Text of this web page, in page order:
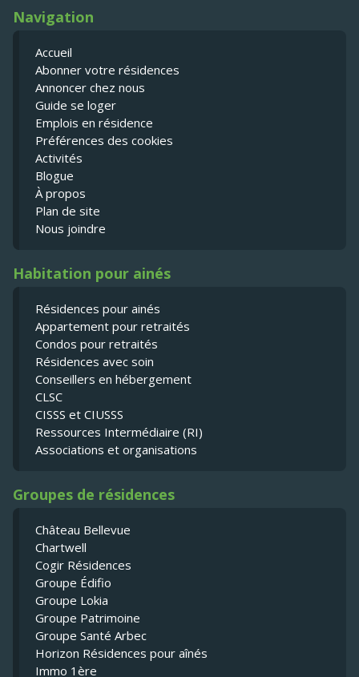
Navigation
Accueil
Abonner votre résidences
Annoncer chez nous
Guide se loger
Emplois en résidence
Préférences des cookies
Activités
Blogue
À propos
Plan de site
Nous joindre
Habitation pour ainés
Résidences pour ainés
Appartement pour retraités
Condos pour retraités
Résidences avec soin
Conseillers en hébergement
CLSC
CISSS et CIUSSS
Ressources Intermédiaire (RI)
Associations et organisations
Groupes de résidences
Château Bellevue
Chartwell
Cogir Résidences
Groupe Édifio
Groupe Lokia
Groupe Patrimoine
Groupe Santé Arbec
Horizon Résidences pour aînés
Immo 1ère